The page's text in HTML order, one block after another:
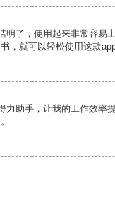
明了，使用起来非常容易
，就可以轻松使用这款app
力助手，让我的工作效率